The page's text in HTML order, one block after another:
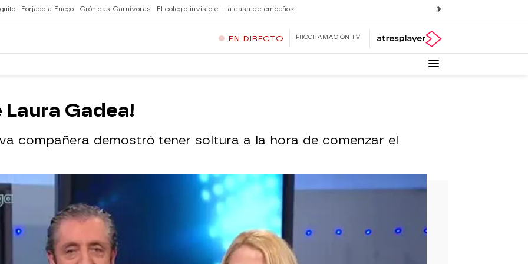
Forjado a Fuego Crónicas Carnívoras El colegio invisible La casa de empeños
EN DIRECTO PROGRAMACIÓN TV
Laura Gadea!
compañera demostró tener soltura a la hora de comenzar el